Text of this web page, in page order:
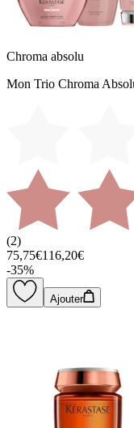
Chroma absolu
Mon Trio Chroma
(2)
75,75€116,20€
-35%
Ajouter